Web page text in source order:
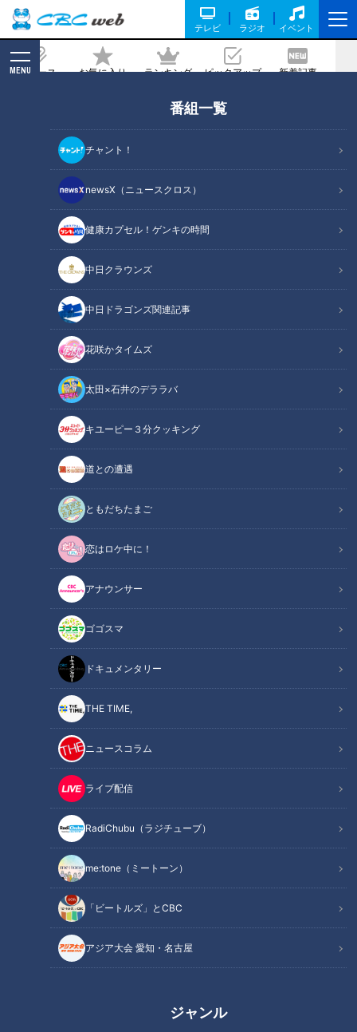
テレビ ラジオ イベント
ニュース お気に入り ランキング ピックアップ 新着記事
MENU
番組一覧
チャント！
newsX（ニュースクロス）
健康カプセル！ゲンキの時間
中日クラウンズ
中日ドラゴンズ関連記事
花咲かタイムズ
太田×石井のデララバ
キユーピー３分クッキング
道との遭遇
ともだちたまご
恋はロケ中に！
アナウンサー
ゴゴスマ
ドキュメンタリー
THE TIME,
ニュースコラム
ライブ配信
RadiChubu（ラジチューブ）
me:tone（ミートーン）
「ビートルズ」とCBC
アジア大会 愛知・名古屋
ジャンル
で本格的な漬けマグロが味わえる“お手
軽シリーズ”とは？
記事に戻る
CBCテレビ「チャント！」
この記事の画像（全7枚）
記事に戻る
この記事を見たあなたへのおすすめ
【MBSコラボ】ウラオモテレビ
大好きすぎる柳沢アナテンショ
ンが爆上がり #みてちょてれび
治見工業高校』陶芸部